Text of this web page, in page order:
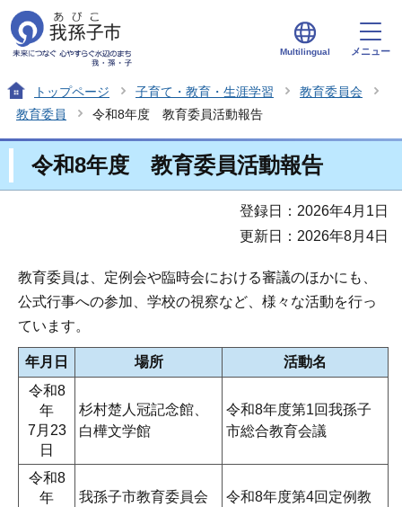
Multilingual メニュー
トップページ 子育て・教育・生涯学習
教育委員会
教育委員
令和8年度 教育委員活動報告
令和8年度 教育委員活動報告
登録日：2026年4月1日
更新日：2026年8月4日
教育委員は、定例会や臨時会における審議のほかにも、
公式行事への参加、学校の視察など、様々な活動を行っ
ています。
年月日 場所
活動名
令和8
年
7月23
日
杉村楚人冠記念館、
白樺文学館
令和8年度第1回我孫子
市総合教育会議
令和8
年
我孫子市教育委員会
令和8年度第4回定例教